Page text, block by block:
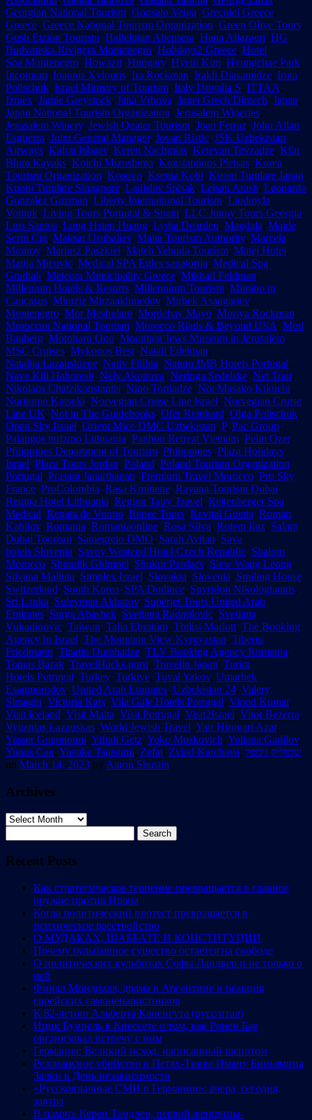
Georgian National Tourism, Gonsalo Veiga, Grecotel Greece,
Greece, Greece National Tourism Organization, Green Olive Tours,
Gush Etzion Tourism, Hallelujan Abensera, Hana Aljazaeri, HG
Budvanska Rivigera Montenegro, Holidays2 Greece, Hotel
Soa Montenegro, Howazit, Hungary, Hyein Kim, Hyungchae Park,
Incomum, Ioannis Xylouris, Ira Rockman, Irakli Diasamidze, Irina
Polischuk, Israel Ministry of Tourism, Italy Drivalia S, ITTAA,
Izraex, Jamie Greystock, Jana Vrbova, Janet Grech Dimech, Japan,
Japan National Tourism Organization, Jerusalem Wineries,
Jerusalem Winery, Jewish Quater Tourism, Joao Ferraz, John Allan
Esguerra, Joint General Manager, Jovan Ristic, JSK Uzbekistan
Airways, Kairat Itibaev, Keren Nachmias, Ketevan Tevzadze, Kfar
Blum Kayaks, Koichi Mizushima, Konstantinos Pletsas, Korea
Tourism Organization, Kosovo, Ksenia Kobi, Kuoni Tumlare Japan,
Kuoni Tumlare Singapore, Ladislav Spisak, Leisan Arash, Leonardo
Gonzalez Guzman, Liberty International Tourism, Liudmyla
Voitiuk, Living Tours Portugal & Spain, LLC Junny Tours Georgia,
Luis Santos, Lung Hsien Huang, Lydia Dearden, Magdala, Maide
Serin Cig, Maksat Usubaliev, Malta Tourism Authority, Marcela
Monroy, Mariusz Paszkiel, Mateh Yehuda Tourism, Matej Hutej,
Matija Micovic, Medical SPA Egles sanatorija, Medical Spa
Gradiali, Meteora Municipality Greece, Mikhail Feldman,
Millenium Hotels & Resorts, Millennium Tourism, Mimino in
Caucasus, Miraziz Mirzaakhmedov, Mirbek Asangariev,
Montenegro, Mor Meshulam, Mordehay Mayo, Moriya Rockman,
Moroccan National Tourism, Morocco Riads & Beyond USA, Moti
Bauberg, Motoharu Ono, Mountain Jews Museum in Jerusalem,
MSC Cruises, Mykonos Best, Natali Edelman,
Natalija Lazauskiene, Nativ Filibia, Natura IMB Hotels Portugal,
Nave Klil Hahoresh, Nely Akopova, Neringa Sedelske, Net Tour,
Nikolaos Chatzikonstantis, Nino Tortladze, Noi Masako Kikuchi,
Noritomo Katsuki, Norvegian Cruise Line Israel, Norvegian Cruise
Line UK, Not in The Guidebooks, Ofer Reinhard, Olga Polischuk,
Open Sky Israel, Orient Mice DMC Uzbekistan, P, Pac Group,
Palangos turizmo Lithuania, Panhou Retreat Vietnam, Pelin Ozer,
Pfilippines Department of Tourism, Philippines, Plaza Holidays
Israel, Plaza Tours Jordan, Poland, Poland Tourism Organization,
Portugal, Prasant Janarthanan, Premium Travel Morocco, Pro Sky
France, ProColombia, Rasa Kmitiene, Rayana Tourism Dubai,
Regina Hotel Lithuania, Region Tatry Travel, Reitenberger Spa
Medical, Renata de Vuono, Renee Tours, Revital Guetta, Roman
Kabilov, Romania, Romaniaonline, Rosa Silva, Rotem Iluz, Salam
Dubai Tourism, Samegrelo DMO, Sarah Avitan, Sava
hotels Slovenia, Savoy Westend Hotel Czech Repablic, Shalom
Morocco, Shmulik Ghimpel, Shukur Pardaev, Siew Wang Leong,
Silvana Malluta, Simplex Israel, Slovakia, Slovenia, Smiling House
Switzerland, South Korea, SPA Dudince, Spyridon Nikologiannis,
Sri Lanka, Suleyman Akbarov, Superjet Tours United Arab
Emirates, Surga Abasbek, Svetlana Radmilovic, Svetlana
Vukadinovic, Taiwan, Talia Ebrahim, Tbilisi Mariott, The Booking
Agency in Israel, The Mountein View Kyrgyzstan, Tiberiu
Friedmann, Tinatin Dumbadze, TLV Booking Agency Romania,
Tomas Barak, TravelHacks.guru, Travelin Japan, Turim
Hotels Potrugal, Turkey, Turkiye, Tuval Yakov, Umarbek
Esanmurodov, United Arab Emirates, Uzbekistan 24, Valery
Simagin, Victoria Kats, Vila Gale Hotels Portugal, Vinod Kumar,
Visit Iceland, Visit Malta, Visit Potrugal, Visit2Israel, Vitor Bezerra,
Vygantas Lazauskas, World Jewish Travel, Yair Hironari Azar,
Yasser Guennouni, Yiftah Getz, Yoko Moskovich, Yuliana Gadilov,
Yunus Can, Yusuke Tsutsumi, Zefat, Zviad Karchava, שמוליק גימפל
on March 14, 2023 by Aaron Shustin.
Archives
Archives
for:
Recent Posts
Как стратегическое терпение превращается в главное
оружие против Ирана
Когда политический протест превращается в
психическое расстройство
О МУДАКАХ, ШАББАТЕ И КОНСТИТУЦИИ
Почему бульбашное существо остается на свободе
О политических кульбитах Софы Ландвер и не только о
ней
Финал Мондиаля, драма в Аргентине и реакция
еврейских самоненавистников
К 82-летию Альберта Капенгута (русс/итал)
Ицик Бунцель в Кнессете о том, как Ронен Бар
организовал встречу с ним
Германия: Великий исход, написанный шепотом
Резонансное убийство в Петах-Тикве Иману Биньямина
Залки в День независимости
«Русскоязычные СМИ в Германии»: вчера, сегодня,
завтра
В память Керен Тандлер, первой женщины-